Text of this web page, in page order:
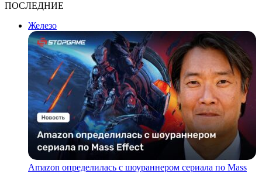
ПОСЛЕДНИЕ
Железо
Amazon определилась с шоураннером сериала по Mass